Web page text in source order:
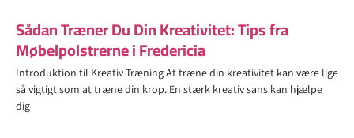
Sådan Træner Du Din Kreativitet: Tips fra
Møbelpolstrerne i Fredericia
Introduktion til Kreativ Træning At træne din kreativitet kan være lige
så vigtigt som at træne din krop. En stærk kreativ sans kan hjælpe
dig